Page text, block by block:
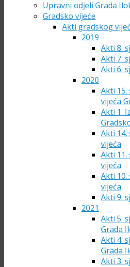
Upravni odjeli Grada
Gradsko vijeće
Akti gradskog
2019
Akti 8.
Akti 7.
Akti 6.
2020
Akti
vijeća
Akti 1.
Akti 14.
vijeća
Akti 11.
vijeća
Akti 10.
vijeća
Akti 9.
2021
Akti 5.
Grada
Akti 4.
Grada
Akti 3.